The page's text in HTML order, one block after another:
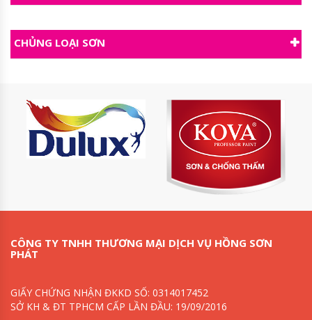
CHỦNG LOẠI SƠN
CÔNG TY TNHH THƯƠNG MẠI DỊCH VỤ HỒNG SƠN
PHÁT
GIẤY CHỨNG NHẬN ĐKKD SỐ: 0314017452
SỞ KH & ĐT TPHCM CẤP LẦN ĐẦU: 19/09/2016